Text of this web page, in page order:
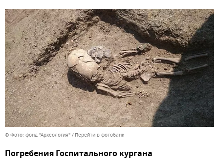
© Фото: фонд "Археология" Перейти в фотобанк
Погребения Госпитального кургана